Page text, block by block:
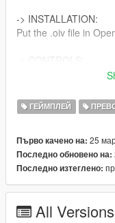
-> INSTALLATION:
Put the .oiv file in
L -> Hazard lights
Everything was done
Thanks.
ГЕЙМПЛЕЙ
Първо качено на: 25
Последно обновено на:
Последно изтеглено:
All Versions